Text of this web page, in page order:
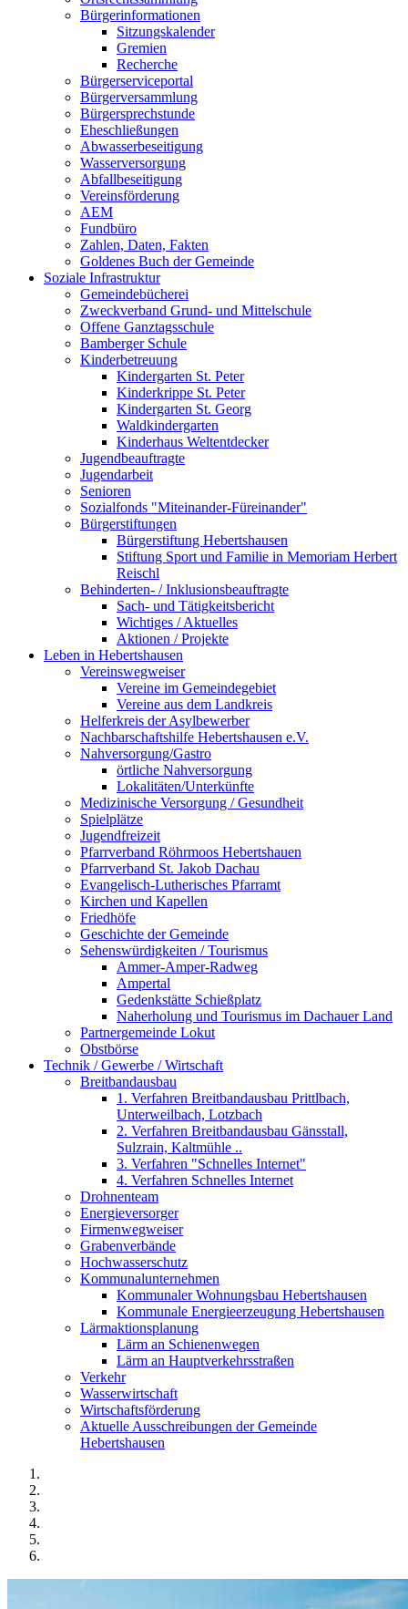
Bürgerinformationen
Sitzungskalender
Gremien
Recherche
Bürgerserviceportal
Bürgerversammlung
Bürgersprechstunde
Eheschließungen
Abwasserbeseitigung
Wasserversorgung
Abfallbeseitigung
Vereinsförderung
AEM
Fundbüro
Zahlen, Daten, Fakten
Goldenes Buch der Gemeinde
Soziale Infrastruktur
Gemeindebücherei
Zweckverband Grund- und Mittelschule
Offene Ganztagsschule
Bamberger Schule
Kinderbetreuung
Kindergarten St. Peter
Kinderkrippe St. Peter
Kindergarten St. Georg
Waldkindergarten
Kinderhaus Weltentdecker
Jugendbeauftragte
Jugendarbeit
Senioren
Sozialfonds "Miteinander-Füreinander"
Bürgerstiftungen
Bürgerstiftung Hebertshausen
Stiftung Sport und Familie in Memoriam Herbert
Reischl
Behinderten- / Inklusionsbeauftragte
Sach- und Tätigkeitsbericht
Wichtiges / Aktuelles
Aktionen / Projekte
Leben in Hebertshausen
Vereinswegweiser
Vereine im Gemeindegebiet
Vereine aus dem Landkreis
Helferkreis der Asylbewerber
Nachbarschaftshilfe Hebertshausen e.V.
Nahversorgung/Gastro
örtliche Nahversorgung
Lokalitäten/Unterkünfte
Medizinische Versorgung / Gesundheit
Spielplätze
Jugendfreizeit
Pfarrverband Röhrmoos Hebertshauen
Pfarrverband St. Jakob Dachau
Evangelisch-Lutherisches Pfarramt
Kirchen und Kapellen
Friedhöfe
Geschichte der Gemeinde
Sehenswürdigkeiten / Tourismus
Ammer-Amper-Radweg
Ampertal
Gedenkstätte Schießplatz
Naherholung und Tourismus im Dachauer Land
Partnergemeinde Lokut
Obstbörse
Technik / Gewerbe / Wirtschaft
Breitbandausbau
1. Verfahren Breitbandausbau Prittlbach,
Unterweilbach, Lotzbach
2. Verfahren Breitbandausbau Gänsstall,
Sulzrain, Kaltmühle ..
3. Verfahren "Schnelles Internet"
4. Verfahren Schnelles Internet
Drohnenteam
Energieversorger
Firmenwegweiser
Grabenverbände
Hochwasserschutz
Kommunalunternehmen
Kommunaler Wohnungsbau Hebertshausen
Kommunale Energieerzeugung Hebertshausen
Lärmaktionsplanung
Lärm an Schienenwegen
Lärm an Hauptverkehrsstraßen
Verkehr
Wasserwirtschaft
Wirtschaftsförderung
Aktuelle Ausschreibungen der Gemeinde
Hebertshausen